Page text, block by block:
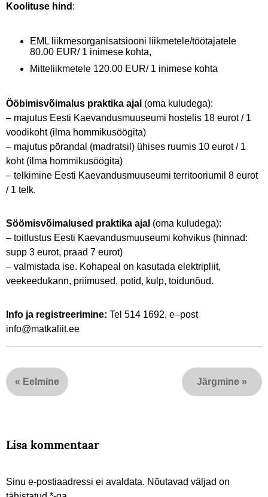
Koolituse hind :
EML liikmesorganisatsiooni liikmetele/töötajatele
80.00 EUR/ 1 inimese kohta,
Mitteliikmetele 120.00 EUR/ 1 inimese kohta
Ööbimisvõimalus praktika ajal (oma kuludega):
– majutus Eesti Kaevandusmuuseumi hostelis 18 eurot / 1
voodikoht (ilma hommikusöögita)
– majutus põrandal (madratsil) ühises ruumis 10 eurot / 1
koht (ilma hommikusöögita)
– telkimine Eesti Kaevandusmuuseumi territooriumil 8 eurot
/ 1 telk.
Söömisvõimalused praktika ajal (oma kuludega):
– toitlustus Eesti Kaevandusmuuseumi kohvikus (hinnad:
supp 3 eurot, praad 7 eurot)
– valmistada ise. Kohapeal on kasutada elektripliit,
veekeedukann, priimused, potid, kulp, toidunõud.
Info ja registreerimine: Tel 514 1692, e–post
info@matkaliit.ee
« Eelmine Järgmine »
Lisa kommentaar
Sinu e-postiaadressi ei avaldata. Nõutavad väljad on